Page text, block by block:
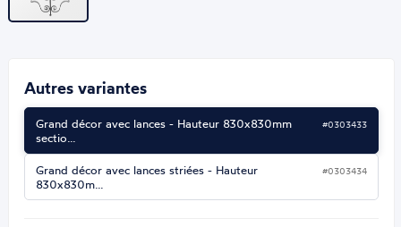
Autres variantes
Grand décor avec lances - Hauteur 830x830mm
sectio…
#0303433
Grand décor avec lances striées - Hauteur
830x830m…
#0303434